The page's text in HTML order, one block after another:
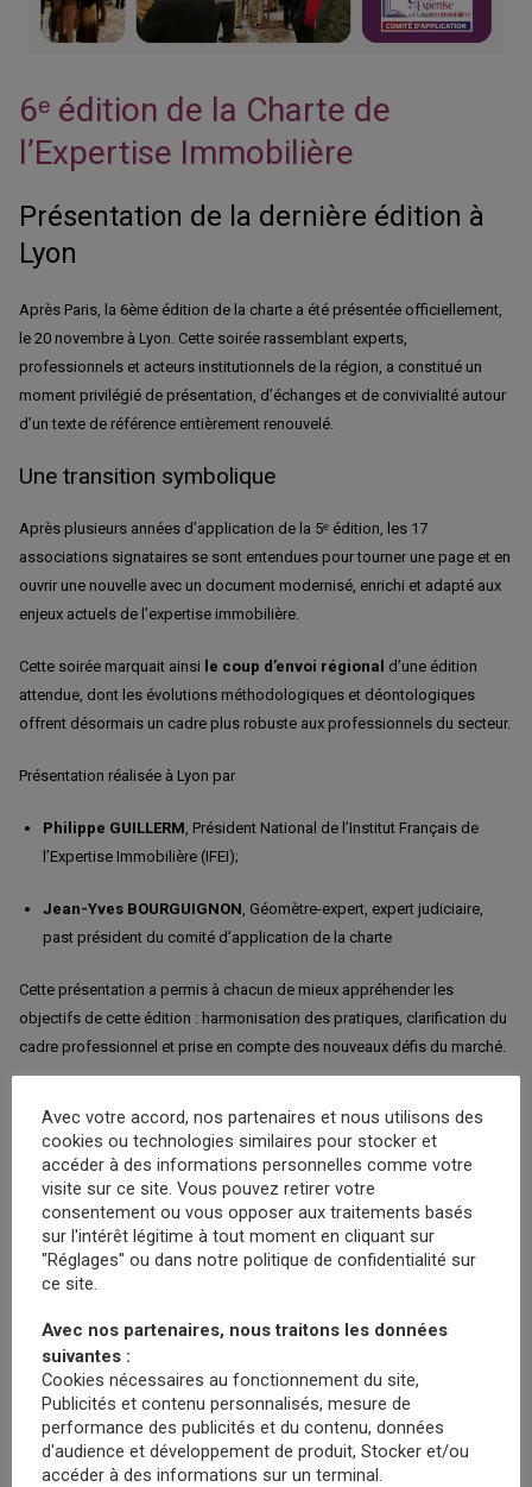
6ᵉ édition de la Charte de
l’Expertise Immobilière
Présentation de la dernière édition à
Lyon
Après Paris, la 6ème édition de la charte a été présentée officiellement,
le 20 novembre à Lyon. Cette soirée rassemblant experts,
professionnels et acteurs institutionnels de la région, a constitué un
moment privilégié de présentation, d’échanges et de convivialité autour
d’un texte de référence entièrement renouvelé.
Une transition symbolique
Après plusieurs années d’application de la 5ᵉ édition, les 17
associations signataires se sont entendues pour tourner une page et en
ouvrir une nouvelle avec un document modernisé, enrichi et adapté aux
enjeux actuels de l’expertise immobilière.
Cette soirée marquait ainsi le coup d’envoi régional d’une édition
attendue, dont les évolutions méthodologiques et déontologiques
offrent désormais un cadre plus robuste aux professionnels du secteur.
Présentation réalisée à Lyon par
Philippe GUILLERM, Président National de l’Institut Français de
l’Expertise Immobilière (IFEI);
Jean-Yves BOURGUIGNON, Géomètre-expert, expert judiciaire,
past président du comité d’application de la charte
Cette présentation a permis à chacun de mieux appréhender les
objectifs de cette édition : harmonisation des pratiques, clarification du
cadre professionnel et prise en compte des nouveaux défis du marché.
Avec votre accord, nos partenaires et nous utilisons des
cookies ou technologies similaires pour stocker et
accéder à des informations personnelles comme votre
visite sur ce site. Vous pouvez retirer votre
consentement ou vous opposer aux traitements basés
sur l'intérêt légitime à tout moment en cliquant sur
"Réglages" ou dans notre politique de confidentialité sur
ce site.
Avec nos partenaires, nous traitons les données
suivantes :
Cookies nécessaires au fonctionnement du site,
Publicités et contenu personnalisés, mesure de
performance des publicités et du contenu, données
d'audience et développement de produit, Stocker et/ou
accéder à des informations sur un terminal.